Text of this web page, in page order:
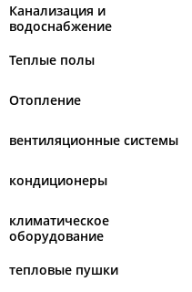
Канализация и
водоснабжение
Теплые полы
Отопление
вентиляционные системы
кондиционеры
климатическое
оборудование
тепловые пушки